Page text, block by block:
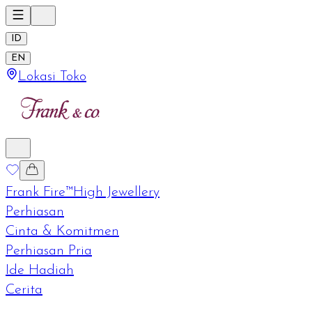
ID
EN
Lokasi Toko
Frank Fire™High Jewellery
Perhiasan
Cinta & Komitmen
Perhiasan Pria
Ide Hadiah
Cerita